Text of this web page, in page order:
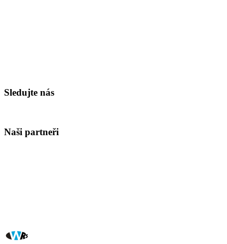
Sledujte nás
Naši partneři